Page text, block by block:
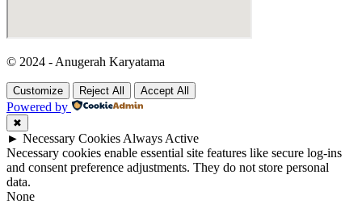
© 2024 - Anugerah Karyatama
Customize Reject All Accept All
Powered by
✖
► Necessary Cookies Always Active
Necessary cookies enable essential site features like secure log-ins
and consent preference adjustments. They do not store personal
data.
None